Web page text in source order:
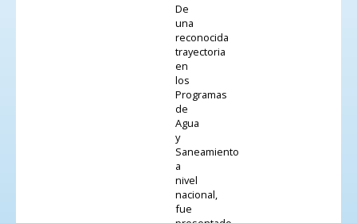
De
una
reconocida
trayectoria
en
los
Programas
de
Agua
y
Saneamiento
a
nivel
nacional,
fue